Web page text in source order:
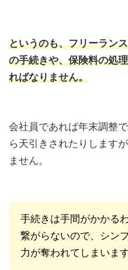
というのも、フリーラン
の手続きや、保険料の処
ればなりません。
会社員であれば年末調整
ら天引きされたりします
ません。
手続きは手間がかかる
繋がらないので、シン
力が奪われてしまいま